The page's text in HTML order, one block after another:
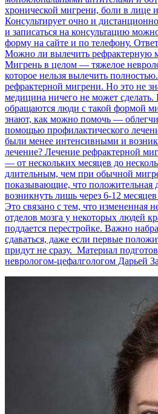
хронической мигрени, боли в лице
Консультирует очно и
и записаться на консультацию
форму на сайте и по телефону.
Можно ли вылечить рефрактерную
Мигрень в целом — тяжелое
которое нельзя вылечить
рефрактерной мигрени. Но это не
медицина ничего не может сделать.
обращаются люди с такой формой
знают, как можно помочь —
помощью профилактического
были менее интенсивными и
лечение? Лечение рефрактерной
— от нескольких месяцев до
длительным, чем при обычной
показывающие, что положительная
возникнуть лишь через 6-12
Это связано с тем, что измененная
отделов мозга у некоторых людей
поддается перестройке. Важно
сдаваться, даже если первые
придут не сразу. Материал
неврологом-цефалгологом Дарьей